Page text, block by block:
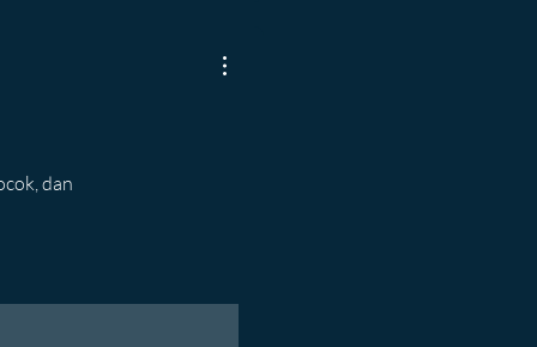
dan